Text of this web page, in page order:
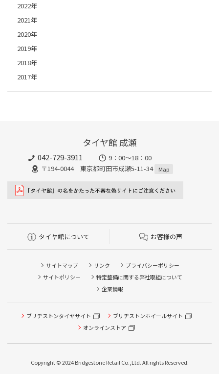
2022年
2021年
2020年
2019年
2018年
2017年
タイヤ館 成瀬
042-729-3911
9：00～18：00
〒194-0044 東京都町田市成瀬5-11-34
Map
タイヤ館について お客様の声
サイトマップ リンク
プライバシーポリシー
サイトポリシー
特定整備に関する弊社取組について
企業情報
ブリヂストンタイヤサイト
ブリヂストンホイールサイト
オンラインストア
Copyright © 2024 Bridgestone Retail Co.,Ltd. All rights Reserved.